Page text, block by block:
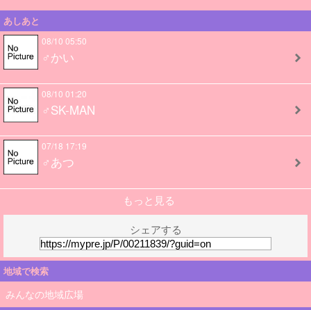
あしあと
08/10 05:50
♂かい
08/10 01:20
♂SK-MAN
07/18 17:19
♂あつ
もっと見る
シェアする
地域で検索
みんなの地域広場